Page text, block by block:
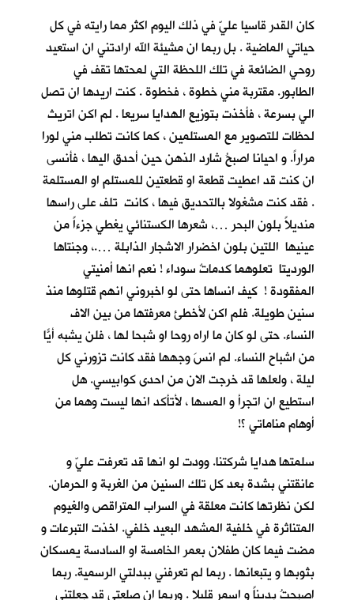
كان القدر قاسيا عليّ في ذلك اليوم اكثر مما رايته في كل
حياتي الماضية . بل ربما ان مشيئة الله ارادتني ان استعيد
روحي الضائعة في تلك اللحظة التي لمحتها تقف في
الطابور. مقتربة مني خطوة ، فخطوة . كنت اريدها ان تصل
الي بسرعة ، فأخذت بتوزيع الهدايا سريعا . لم اكن اتريث
لحظات للتصوير مع المستلمين ، كما كانت تطلب مني لورا
مراراً. و احيانا اصبحُ شارد الذهن حين أحدق اليها ، فأنسى
ان كنت قد اعطيت قطعة او قطعتين للمستلم او المستلمة
. فقد كنت مشغولا بالتحديق فيها ، كانت تلف على راسها
منديلاً بلون البحر …، شعرها الكستنائي يغطي جزءاً من
عينيها اللتين بلون اخضرار الاشجار الذابلة ….، وجنتاها
الورديتا تعلوهما كدماتٌ سوداء ! نعم انها أمنيتي
المفقودة ! كيف انساها حتى لو اخبروني انهم قتلوها منذ
سنين طويلة. فلم اكن لأخطئ معرفتها من بين الاف
النساء. حتى لو كان ما اراه روحا او شبحا لها ، فلن يشبه أيّاً
من اشباح النساء. لم انسَ وجهها فقد كانت تزورني كل
ليلة ، ولعلها قد خرجت الان من احدى كوابيسي. هل
استطيع ان اتجرأ و المسها ، لأتأكد انها ليست وهما من
أوهام مناماتي ؟!
سلمتها هدايا شركتنا. وودت لو انها قد تعرفت عليّ و
عانقتني بشدة بعد كل تلك السنين من الغربة و الحرمان.
لكن نظرتها كانت معلقة في السراب المتراقص والغيوم
المتناثرة في خلفية المشهد البعيد خلفي. اخذت التبرعات و
مضت فيما كان طفلان بعمر الخامسة او السادسة يمسكان
بثوبها و يتبعانها . ربما لم تعرفني ببدلتي الرسمية. ربما
اصبحتُ بديناً و اسمر قليلا . وربما ان صلعتي قد جعلتني